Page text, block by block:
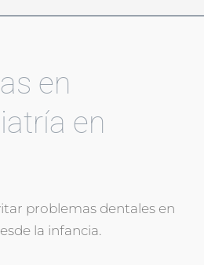
en
en
problemas dentales en
la infancia.